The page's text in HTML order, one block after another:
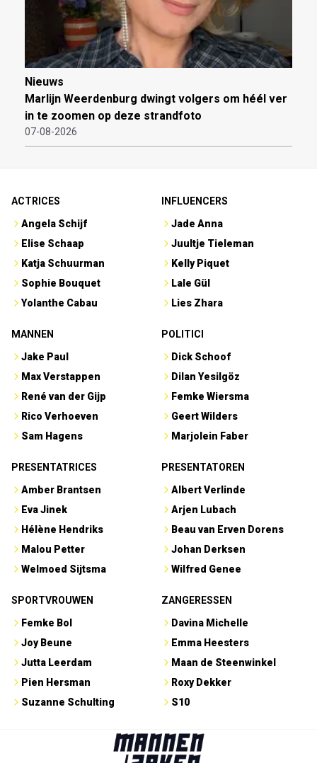
Nieuws
Marlijn Weerdenburg dwingt volgers om héél ver
in te zoomen op deze strandfoto
07-08-2026
ACTRICES
Angela Schijf
Elise Schaap
Katja Schuurman
Sophie Bouquet
Yolanthe Cabau
INFLUENCERS
Jade Anna
Juultje Tieleman
Kelly Piquet
Lale Gül
Lies Zhara
MANNEN
Jake Paul
Max Verstappen
René van der Gijp
Rico Verhoeven
Sam Hagens
POLITICI
Dick Schoof
Dilan Yesilgöz
Femke Wiersma
Geert Wilders
Marjolein Faber
PRESENTATRICES
Amber Brantsen
Eva Jinek
Hélène Hendriks
Malou Petter
Welmoed Sijtsma
PRESENTATOREN
Albert Verlinde
Arjen Lubach
Beau van Erven Dorens
Johan Derksen
Wilfred Genee
SPORTVROUWEN
Femke Bol
Joy Beune
Jutta Leerdam
Pien Hersman
Suzanne Schulting
ZANGERESSEN
Davina Michelle
Emma Heesters
Maan de Steenwinkel
Roxy Dekker
S10